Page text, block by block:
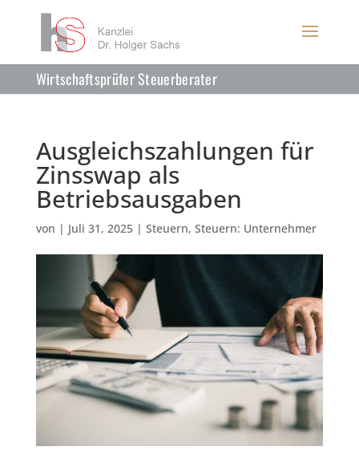
Wirtschaftsprüfer Steuerberater
Ausgleichszahlungen für
Zinsswap als
Betriebsausgaben
von | Juli 31, 2025| Steuern, Steuern: Unternehmer